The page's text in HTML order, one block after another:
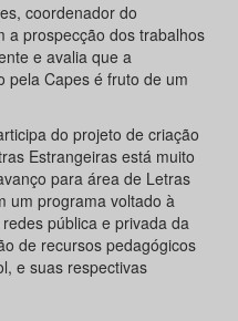
coordenador do
a prospecção dos trabalhos
e avalia que a
pela Capes é fruto de um
do projeto de criação
Estrangeiras está muito
para área de Letras
um programa voltado à
pública e privada da
de recursos pedagógicos
e suas respectivas